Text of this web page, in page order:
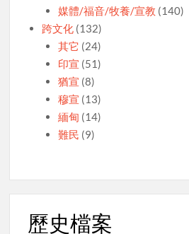
媒體/福音/牧養/宣教 (140)
跨文化 (132)
其它 (24)
印宣 (51)
猶宣 (8)
穆宣 (13)
緬甸 (14)
難民 (9)
歷史檔案